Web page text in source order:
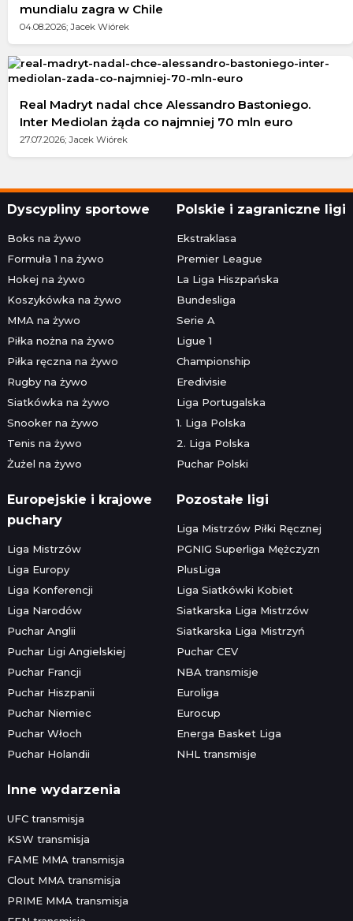
mundialu zagra w Chile
04.08.2026; Jacek Wiórek
Real Madryt nadal chce Alessandro Bastoniego.
Inter Mediolan żąda co najmniej 70 mln euro
27.07.2026; Jacek Wiórek
Dyscypliny sportowe
Boks na żywo
Formuła 1 na żywo
Hokej na żywo
Koszykówka na żywo
MMA na żywo
Piłka nożna na żywo
Piłka ręczna na żywo
Rugby na żywo
Siatkówka na żywo
Snooker na żywo
Tenis na żywo
Żużel na żywo
Polskie i zagraniczne ligi
Ekstraklasa
Premier League
La Liga Hiszpańska
Bundesliga
Serie A
Ligue 1
Championship
Eredivisie
Liga Portugalska
1. Liga Polska
2. Liga Polska
Puchar Polski
Europejskie i krajowe
puchary
Liga Mistrzów
Liga Europy
Liga Konferencji
Liga Narodów
Puchar Anglii
Puchar Ligi Angielskiej
Puchar Francji
Puchar Hiszpanii
Puchar Niemiec
Puchar Włoch
Puchar Holandii
Pozostałe ligi
Liga Mistrzów Piłki Ręcznej
PGNIG Superliga Mężczyzn
PlusLiga
Liga Siatkówki Kobiet
Siatkarska Liga Mistrzów
Siatkarska Liga Mistrzyń
Puchar CEV
NBA transmisje
Euroliga
Eurocup
Energa Basket Liga
NHL transmisje
Inne wydarzenia
UFC transmisja
KSW transmisja
FAME MMA transmisja
Clout MMA transmisja
PRIME MMA transmisja